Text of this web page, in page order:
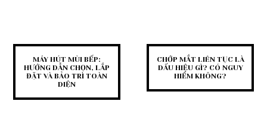
MÁY HÚT MÙI BẾP:
HƯỚNG DẪN CHỌN, LẮP
ĐẶT VÀ BẢO TRÌ TOÀN
DIỆN
CHỚP MẮT LIÊN TỤC LÀ
DẤU HIỆU GÌ? CÓ NGUY
HIỂM KHÔNG?